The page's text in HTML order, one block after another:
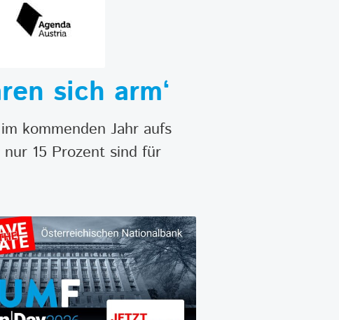
sich arm‘
kommenden Jahr aufs
15 Prozent sind für